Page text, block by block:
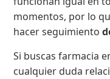
momentos, por lo
hacer seguimiento
Si buscas farmacia
cualquier duda